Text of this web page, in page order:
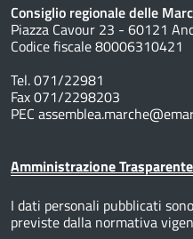
Consiglio regionale delle
Piazza Cavour 23 - 60121
Codice fiscale 80006310421
Tel. 071/22981
Fax 071/2298203
PEC
Amministrazione Trasparente
I dati personali pubblicati
previste dalla normativa